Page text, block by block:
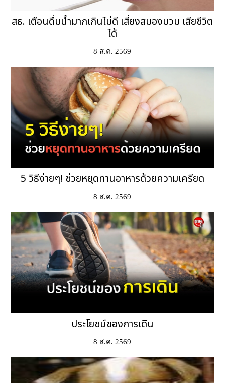
สธ. เตือนดื่มน้ำมากเกินไม่ดี เสี่ยงสมองบวม เสียชีวิต
ได้
8 ส.ค. 2569
5 วิธีง่ายๆ! ช่วยหยุดทานอาหารด้วยความเครียด
8 ส.ค. 2569
ประโยชน์ของการเดิน
8 ส.ค. 2569